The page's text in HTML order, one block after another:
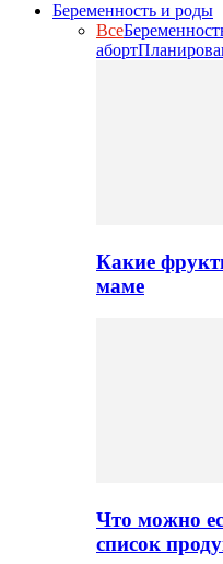
Беременность и роды
Все
аборт
Какие
маме
Что можно
список